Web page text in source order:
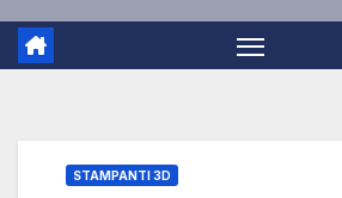
STAMPANTI 3D